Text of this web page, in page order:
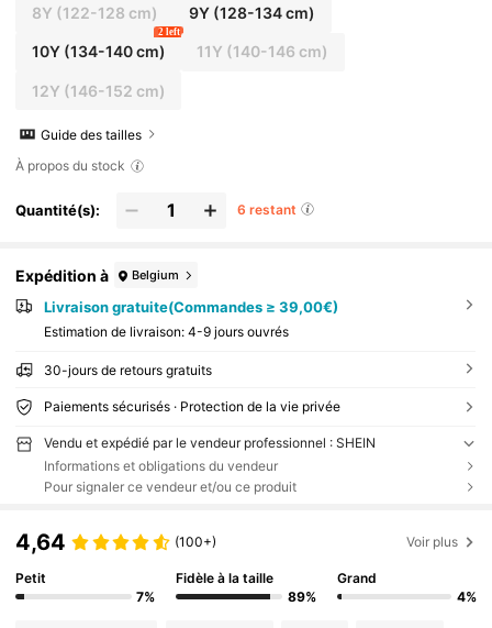
8Y (122-128 cm) 9Y (128-134 cm)
10Y(134-140 cm)
2 left
11Y (140-146 cm)
12Y (146-152 cm)
Guide des tailles
À propos du stock
Quantité(s): 6 restant
Expédition à Belgium
Livraison gratuite(Commandes ≥ 39,00€)
Estimation de livraison: 4-9 jours ouvrés
30-jours de retours gratuits
Paiements sécurisés · Protection de la vie privée
Vendu et expédié par le vendeur professionnel : SHEIN
Informations et obligations du vendeur
Pour signaler ce vendeur et/ou ce produit
4,64 (100+) Voir plus
Petit
7%
Fidèle à la taille
89%
Grand
4%